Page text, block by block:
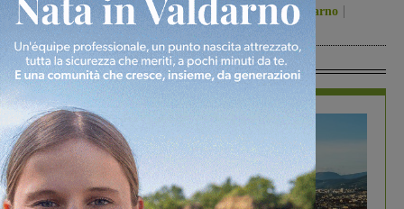
Politica 8 Agosto 2026 San Giovanni Valdarno
8 Agosto 2026
In Vetrina